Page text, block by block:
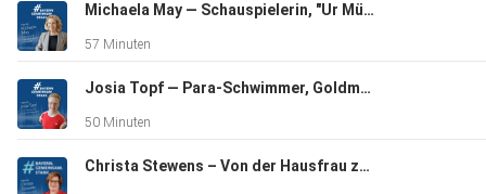
Michaela May — Schauspielerin, "Ur Münchnerin" - über ihre Kindheit, persönliche Verluste und ihr soziales Engagement
57 Minuten
Josia Topf — Para-Schwimmer, Goldmedaillengewinner und Verfechter von Inklusion
50 Minuten
Christa Stewens – Von der Hausfrau zur Sozialministerin und Wegbereiterin der modernen Kinderbetreuung